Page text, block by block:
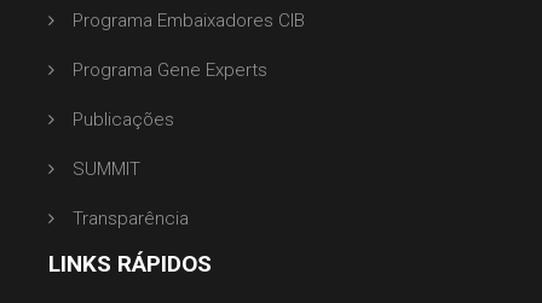
Programa Embaixadores CIB
Programa Gene Experts
Publicações
SUMMIT
Transparência
LINKS RÁPIDOS